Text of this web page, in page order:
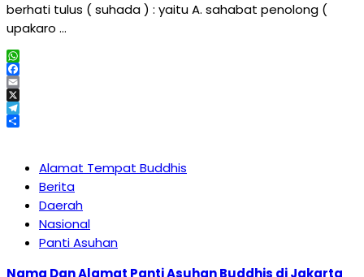
berhati tulus ( suhada ) : yaitu A. sahabat penolong (
upakaro …
WhatsApp
Facebook
Email
X
Telegram
Alamat Tempat Buddhis
Berita
Daerah
Nasional
Panti Asuhan
Nama Dan Alamat Panti Asuhan Buddhis di Jakarta